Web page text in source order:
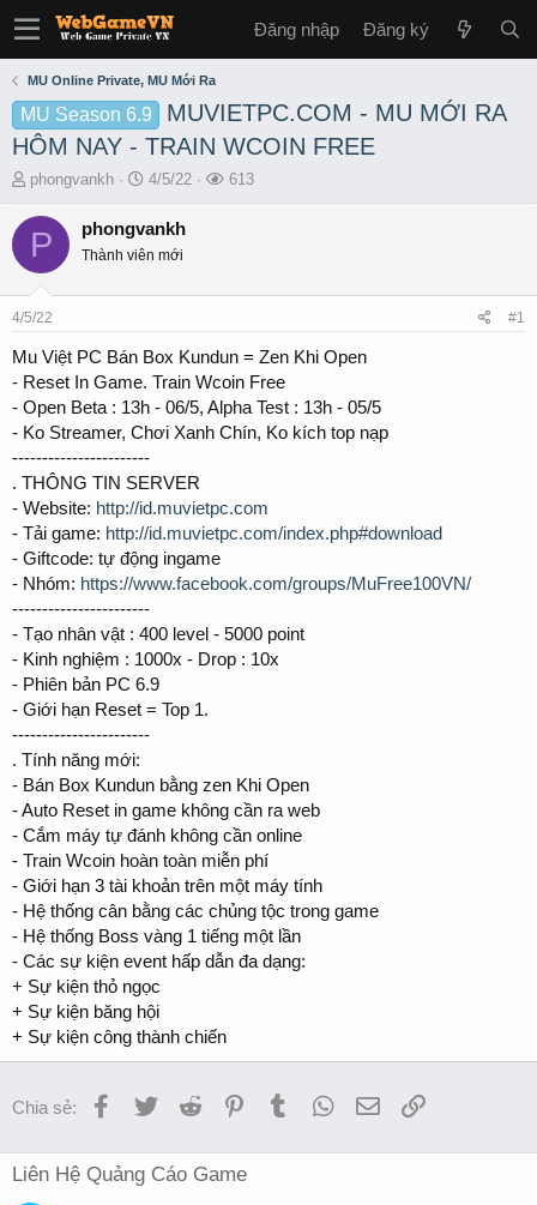
Đăng nhập Đăng ký
MU Online Private, MU Mới Ra
MU Season 6.9
MUVIETPC.COM - MU MỚI RA
HÔM NAY - TRAIN WCOIN FREE
T
r
e
s
a
r
t
e
r
phongvankh
S
a
t
e
4/5/22
L
613
P phongvankh
Thành viên mới
4/5/22 #1
Mu Việt PC Bán Box Kundun = Zen Khi Open
- Reset In Game. Train Wcoin Free
- Open Beta : 13h - 06/5, Alpha Test : 13h - 05/5
- Ko Streamer, Chơi Xanh Chín, Ko kích top nạp
-----------------------
. THÔNG TIN SERVER
- Website: http://id.muvietpc.com
- Tải game: http://id.muvietpc.com/index.php#download
- Giftcode: tự động ingame
- Nhóm: https://www.facebook.com/groups/MuFree100VN/
-----------------------
- Tạo nhân vật : 400 level - 5000 point
- Kinh nghiệm : 1000x - Drop : 10x
- Phiên bản PC 6.9
- Giới hạn Reset = Top 1.
-----------------------
. Tính năng mới:
- Bán Box Kundun bằng zen Khi Open
- Auto Reset in game không cần ra web
- Cắm máy tự đánh không cần online
- Train Wcoin hoàn toàn miễn phí
- Giới hạn 3 tài khoản trên một máy tính
- Hệ thống cân bằng các chủng tộc trong game
- Hệ thống Boss vàng 1 tiếng một lần
- Các sự kiện event hấp dẫn đa dạng:
+ Sự kiện thỏ ngọc
+ Sự kiện băng hội
+ Sự kiện công thành chiến
Chia sẻ: Facebook
TwitterReddit PinterestTumblrWhatsApp
EmailLink
Liên Hệ Quảng Cáo Game